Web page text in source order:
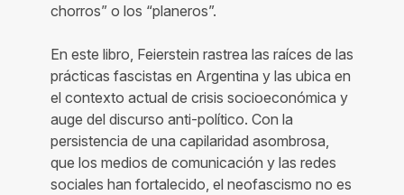
chorros” o los “planeros”.
En este libro, Feierstein rastrea las raíces de las
prácticas fascistas en Argentina y las ubica en
el contexto actual de crisis socioeconómica y
auge del discurso anti-político. Con la
persistencia de una capilaridad asombrosa,
que los medios de comunicación y las redes
sociales han fortalecido, el neofascismo no es